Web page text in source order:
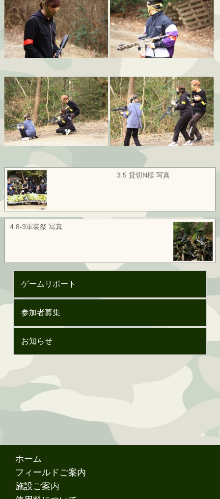
3.5 貸切N様 写真
4.8-9軍装祭 写真
ゲームリポート
参加者募集
お知らせ
ホーム
フィールドご案内
施設ご案内